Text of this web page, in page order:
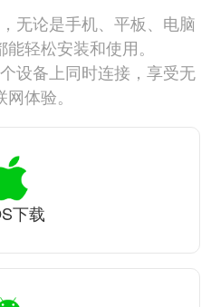
无论是手机、平板、电脑
轻松安装和使用。
设备上同时连接，享受无
体验。
下载